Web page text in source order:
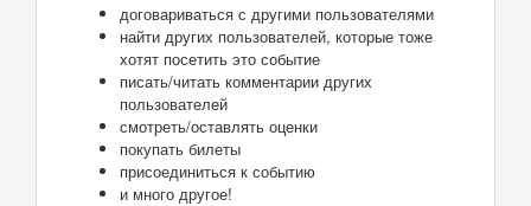
договариваться с другими пользователями
найти других пользователей, которые тоже
хотят посетить это событие
писать/читать комментарии других
пользователей
смотреть/оставлять оценки
покупать билеты
присоединиться к событию
и много другое!